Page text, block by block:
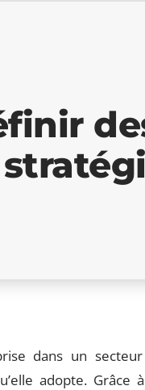
dans un
adopte.